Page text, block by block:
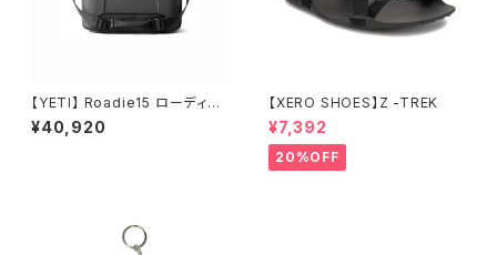
【YETI】 Roadie15 ローディー1
5 ハードクーラー
¥40,920
【XERO SHOES】Z -TREK
¥7,392
20%OFF